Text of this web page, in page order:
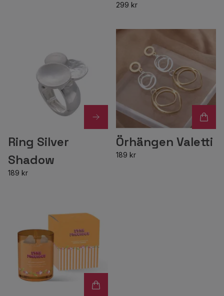
299 kr
Ring Silver
Shadow
189 kr
Örhängen Valetti
189 kr